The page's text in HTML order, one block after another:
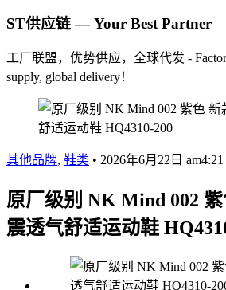
ST供应链 — Your Best Partner
工厂联盟，优势供应，全球代发 -
supply, global delivery！
其他品牌, 鞋类 • 2026年6月22日 am4:21
原厂级别 NK Mind 002
震透气舒适运动鞋